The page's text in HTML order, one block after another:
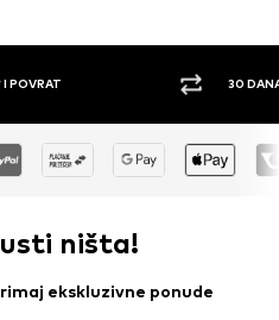
POVRAT 30 DANA
ništa!
ekskluzivne ponude